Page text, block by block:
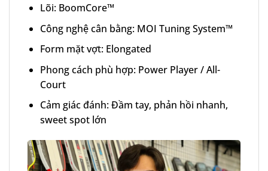
Lõi: BoomCore™
Công nghệ cân bằng: MOI Tuning System™
Form mặt vợt: Elongated
Phong cách phù hợp: Power Player / All-
Court
Cảm giác đánh: Đầm tay, phản hồi nhanh,
sweet spot lớn